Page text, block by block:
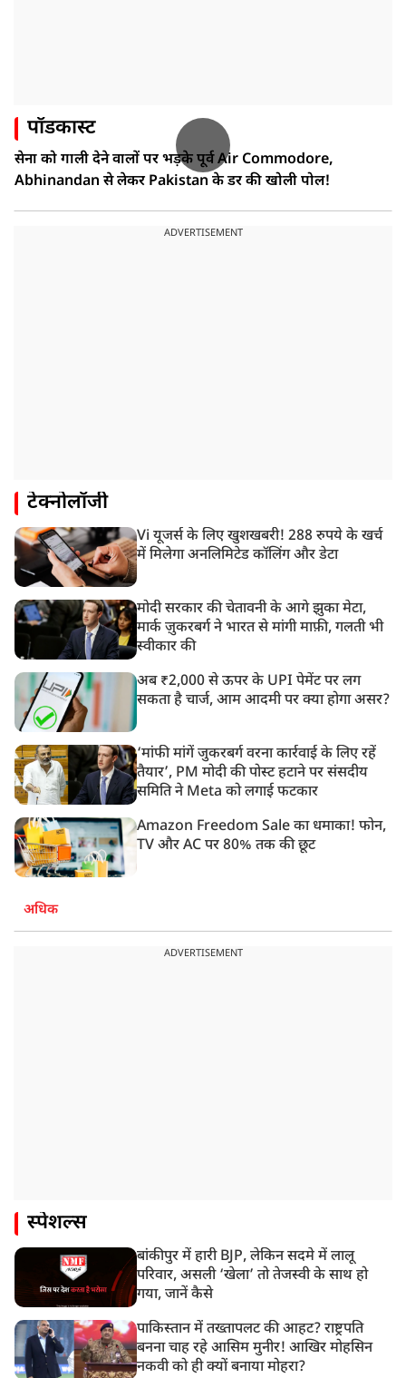
पॉडकास्ट
सेना को गाली देने वालों पर भड़के पूर्व Air Commodore,
Abhinandan से लेकर Pakistan के डर की खोली पोल!
ADVERTISEMENT
टेक्नोलॉजी
Vi यूजर्स के लिए खुशखबरी! 288 रुपये के खर्च
में मिलेगा अनलिमिटेड कॉलिंग और डेटा
मोदी सरकार की चेतावनी के आगे झुका मेटा,
मार्क ज़ुकरबर्ग ने भारत से मांगी माफ़ी, गलती भी
स्वीकार की
अब ₹2,000 से ऊपर के UPI पेमेंट पर लग
सकता है चार्ज, आम आदमी पर क्या होगा असर?
‘मांफी मांगें जुकरबर्ग वरना कार्रवाई के लिए रहें
तैयार’, PM मोदी की पोस्ट हटाने पर संसदीय
समिति ने Meta को लगाई फटकार
Amazon Freedom Sale का धमाका! फोन,
TV और AC पर 80% तक की छूट
अधिक
ADVERTISEMENT
स्पेशल्स
बांकीपुर में हारी BJP, लेकिन सदमे में लालू
परिवार, असली ‘खेला’ तो तेजस्वी के साथ हो
गया, जानें कैसे
पाकिस्तान में तख्तापलट की आहट? राष्ट्रपति
बनना चाह रहे आसिम मुनीर! आखिर मोहसिन
नकवी को ही क्यों बनाया मोहरा?